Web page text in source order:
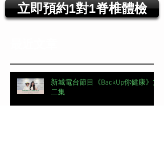
立即預約1對1脊椎體檢
新城電台節目《BackUp你健康》第
二集